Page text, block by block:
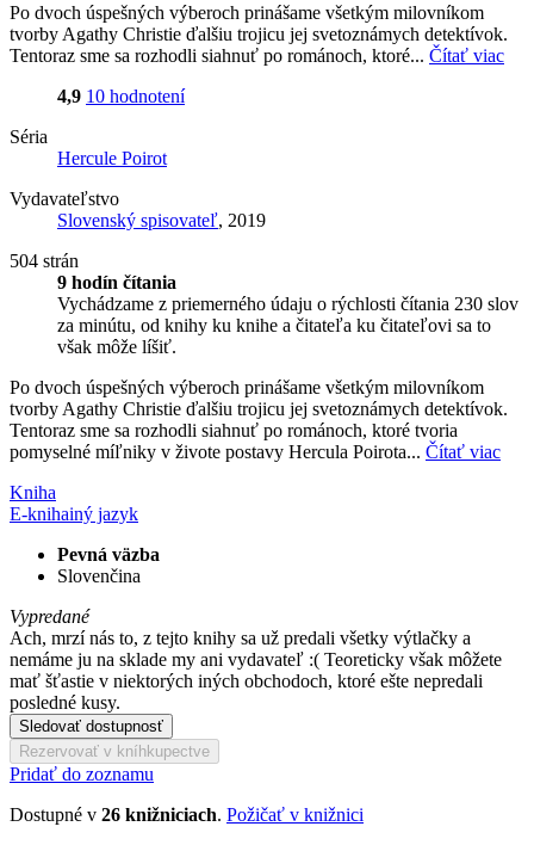
Po dvoch úspešných výberoch prinášame všetkým milovníkom
tvorby Agathy Christie ďalšiu trojicu jej svetoznámych detektívok.
Tentoraz sme sa rozhodli siahnuť po románoch, ktoré... Čítať viac
4,9 10 hodnotení
Séria
Hercule Poirot
Vydavateľstvo
Slovenský spisovateľ, 2019
504 strán
9 hodín čítania
Vychádzame z priemerného údaju o rýchlosti čítania 230 slov
za minútu, od knihy ku knihe a čitateľa ku čitateľovi sa to
však môže líšiť.
Po dvoch úspešných výberoch prinášame všetkým milovníkom
tvorby Agathy Christie ďalšiu trojicu jej svetoznámych detektívok.
Tentoraz sme sa rozhodli siahnuť po románoch, ktoré tvoria
pomyselné míľniky v živote postavy Hercula Poirota... Čítať viac
Kniha
E-knihainý jazyk
Pevná väzba
Slovenčina
Vypredané
Ach, mrzí nás to, z tejto knihy sa už predali všetky výtlačky a
nemáme ju na sklade my ani vydavateľ :( Teoreticky však môžete
mať šťastie v niektorých iných obchodoch, ktoré ešte nepredali
posledné kusy.
Sledovať dostupnosť
Rezervovať v kníhkupectve
Pridať do zoznamu
Dostupné v 26 knižniciach. Požičať v knižnici